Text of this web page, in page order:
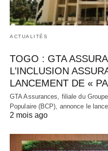
ACTUALITÉS
TOGO : GTA
L’INCLUSION
LANCEMENT DE «
GTA Assurances, filiale du
Populaire (BCP), annonce le
2 mois ago